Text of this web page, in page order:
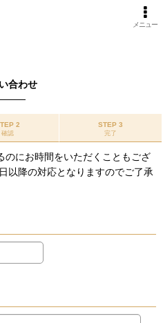
メニュー
合わせ
2
確認
STEP 3
完了
のにお時間をいただくこともござ
以降の対応となりますのでご了承